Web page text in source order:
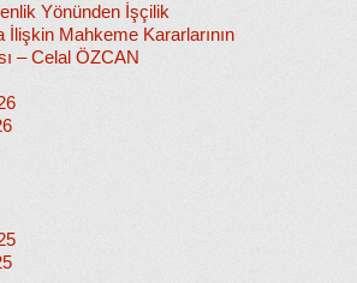
Yönünden İşçilik
İlişkin Mahkeme Kararlarının
– Celal ÖZCAN